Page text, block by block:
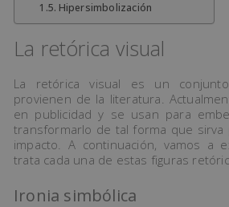
Hipersimbolización
La retórica visual
La retórica visual es un
provienen de la literatura.
en publicidad y se usan para
transformarlo de tal forma que sirva
impacto. A continuación, vamos a
trata cada una de estas figuras
Ironia simbólica